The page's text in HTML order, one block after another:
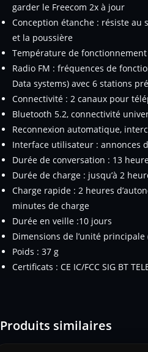
garder le Freecom 2x à jour
Conception étanche : résiste au
et la poussière
Température de fonctionnement
Radio FM : fréquences de
Data systems) avec 6 stations
Connectivité : 2 canaux pour
Bluetooth 5.2, connectivité
Reconnexion automatique,
Interface utilisateur : annonces
Durée de conversation : 13
Durée de charge : jusqu’à 2
Charge rapide : 2 heures
minutes de charge
Durée en veille :10 jours
Dimensions de l’unité principale
Poids : 37 g
Certificats : CE IC/FCC SIG BT
Produits similaires